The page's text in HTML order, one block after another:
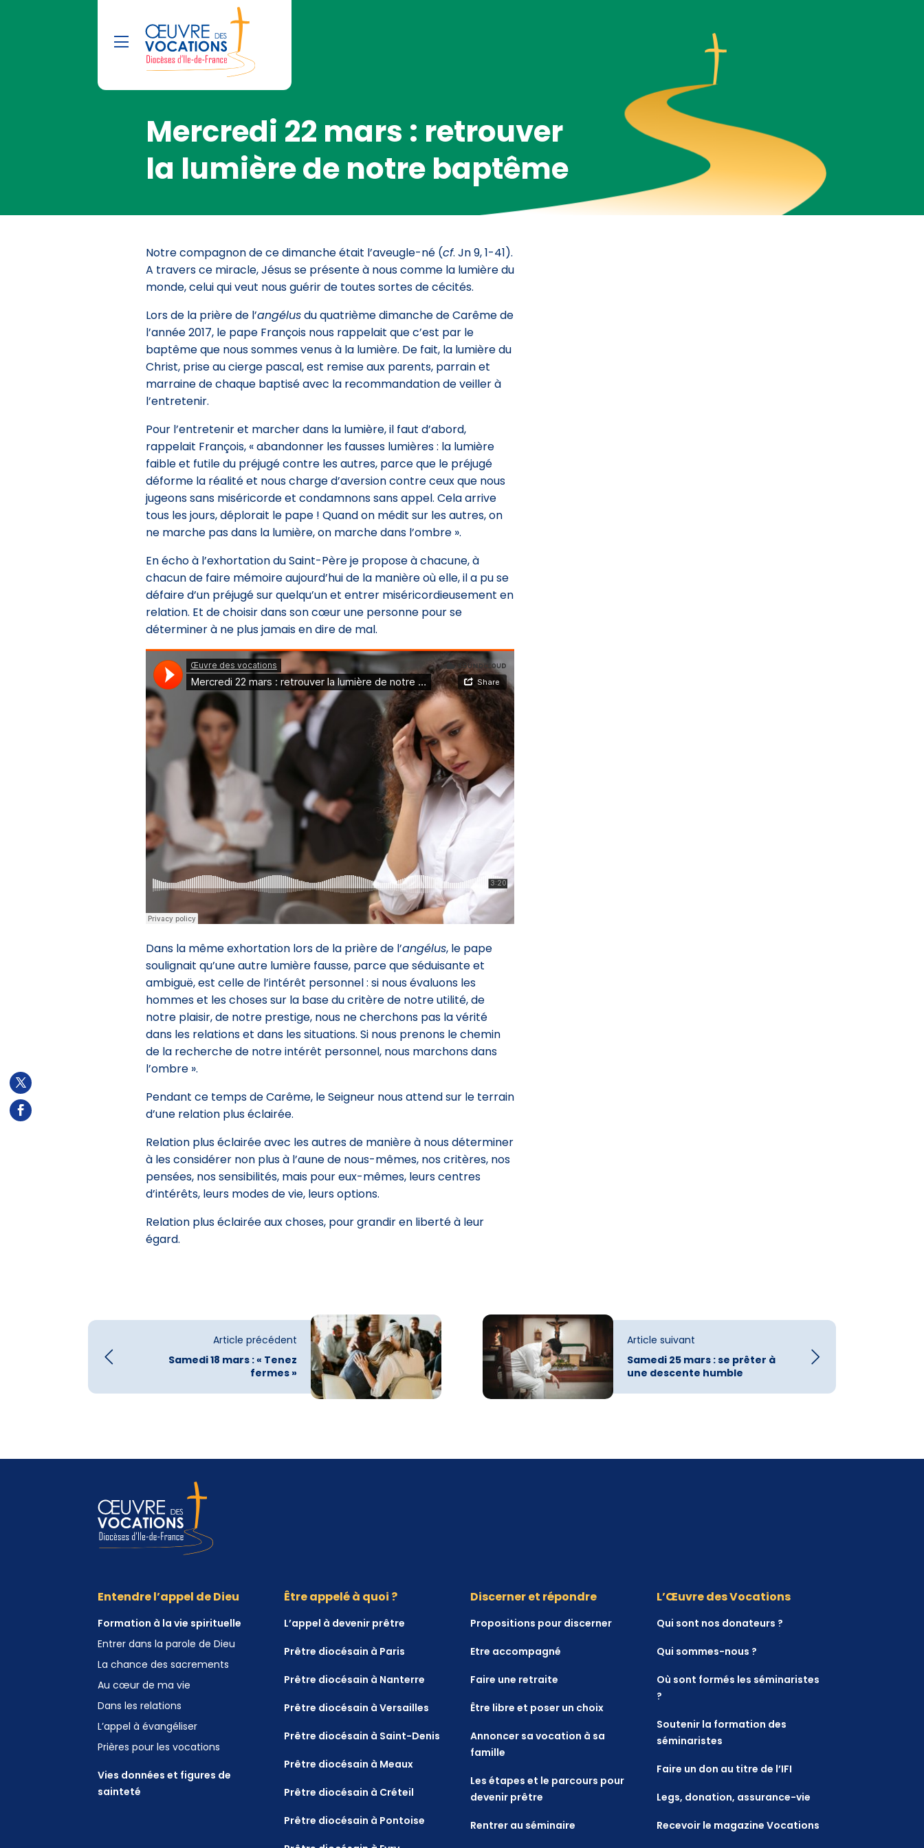
Mercredi 22 mars : retrouver
la lumière de notre baptême
Notre compagnon de ce dimanche était l’aveugle-né (cf. Jn 9, 1-41).
A travers ce miracle, Jésus se présente à nous comme la lumière du
monde, celui qui veut nous guérir de toutes sortes de cécités.
Lors de la prière de l’angélusdu quatrième dimanche de Carême de
l’année 2017, le pape François nous rappelait que c’est par le
baptême que nous sommes venus à la lumière. De fait, la lumière du
Christ, prise au cierge pascal, est remise aux parents, parrain et
marraine de chaque baptisé avec la recommandation de veiller à
l’entretenir.
Pour l’entretenir et marcher dans la lumière, il faut d’abord,
rappelait François, « abandonner les fausses lumières : la lumière
faible et futile du préjugé contre les autres, parce que le préjugé
déforme la réalité et nous charge d’aversion contre ceux que nous
jugeons sans miséricorde et condamnons sans appel. Cela arrive
tous les jours, déplorait le pape ! Quand on médit sur les autres, on
ne marche pas dans la lumière, on marche dans l’ombre ».
En écho à l’exhortation du Saint-Père je propose à chacune, à
chacun de faire mémoire aujourd’hui de la manière où elle, il a pu se
défaire d’un préjugé sur quelqu’un et entrer miséricordieusement en
relation. Et de choisir dans son cœur une personne pour se
déterminer à ne plus jamais en dire de mal.
Dans la même exhortation lors de la prière de l’angélus, le pape
soulignait qu’une autre lumière fausse, parce que séduisante et
ambiguë, est celle de l’intérêt personnel : si nous évaluons les
hommes et les choses sur la base du critère de notre utilité, de
notre plaisir, de notre prestige, nous ne cherchons pas la vérité
dans les relations et dans les situations. Si nous prenons le chemin
de la recherche de notre intérêt personnel, nous marchons dans
l’ombre ».
Pendant ce temps de Carême, le Seigneur nous attend sur le terrain
d’une relation plus éclairée.
Relation plus éclairée avec les autres de manière à nous déterminer
à les considérer non plus à l’aune de nous-mêmes, nos critères, nos
pensées, nos sensibilités, mais pour eux-mêmes, leurs centres
d’intérêts, leurs modes de vie, leurs options.
Relation plus éclairée aux choses, pour grandir en liberté à leur
égard.
Article précédent
Samedi 18 mars : « Tenez
fermes »
Article suivant
Samedi 25 mars : se prêter à
une descente humble
Entendre l’appel de Dieu
Formation à la vie spirituelle
Entrer dans la parole de Dieu
La chance des sacrements
Au cœur de ma vie
Dans les relations
L’appel à évangéliser
Prières pour les vocations
Vies données et figures de
sainteté
Être appelé à quoi ?
L’appel à devenir prêtre
Prêtre diocésain à Paris
Prêtre diocésain à Nanterre
Prêtre diocésain à Versailles
Prêtre diocésain à Saint-Denis
Prêtre diocésain à Meaux
Prêtre diocésain à Créteil
Prêtre diocésain à Pontoise
Discerner et répondre
Propositions pour discerner
Etre accompagné
Faire une retraite
Être libre et poser un choix
Annoncer sa vocation à sa
famille
Les étapes et le parcours pour
devenir prêtre
Rentrer au séminaire
L’Œuvre des Vocations
Qui sont nos donateurs ?
Qui sommes-nous ?
Où sont formés les séminaristes
?
Soutenir la formation des
séminaristes
Faire un don au titre de l’IFI
Legs, donation, assurance-vie
Recevoir le magazine Vocations